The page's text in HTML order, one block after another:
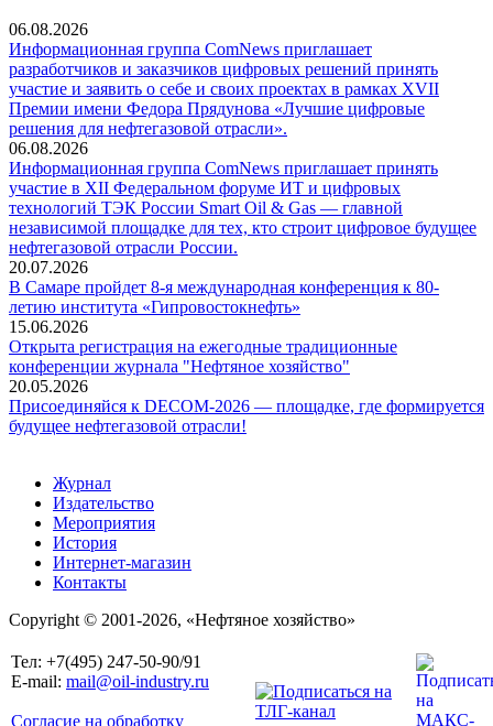
06.08.2026
Информационная группа ComNews приглашает
разработчиков и заказчиков цифровых решений принять
участие и заявить о себе и своих проектах в рамках XVII
Премии имени Федора Прядунова «Лучшие цифровые
решения для нефтегазовой отрасли».
06.08.2026
Информационная группа ComNews приглашает принять
участие в XII Федеральном форуме ИТ и цифровых
технологий ТЭК России Smart Oil & Gas — главной
независимой площадке для тех, кто строит цифровое будущее
нефтегазовой отрасли России.
20.07.2026
В Самаре пройдет 8-я международная конференция к 80-
летию института «Гипровостокнефть»
15.06.2026
Открыта регистрация на ежегодные традиционные
конференции журнала "Нефтяное хозяйство"
20.05.2026
Присоединяйся к DECOM-2026 — площадке, где формируется
будущее нефтегазовой отрасли!
Журнал
Издательство
Мероприятия
История
Интернет-магазин
Контакты
Copyright © 2001-2026, «Нефтяное хозяйство»
Тел: +7(495) 247-50-90/91
E-mail: mail@oil-industry.ru
Согласие на обработку